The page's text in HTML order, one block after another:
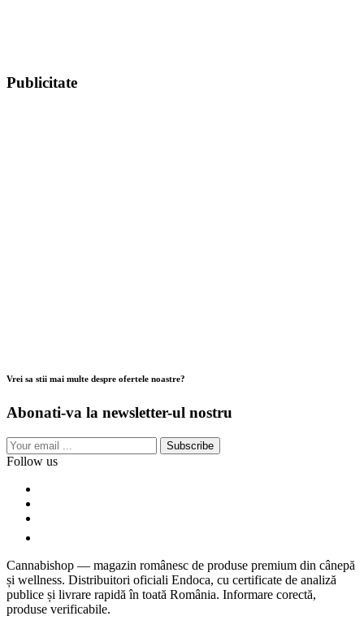
Publicitate
Vrei sa stii mai multe despre ofertele noastre?
Abonati-va la newsletter-ul nostru
Subscribe
Follow us
Cannabishop — magazin românesc de produse premium din cânepă
și wellness. Distribuitori oficiali Endoca, cu certificate de analiză
publice și livrare rapidă în toată România. Informare corectă,
produse verificabile.